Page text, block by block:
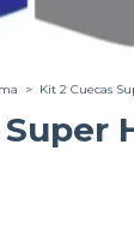
> Kit 2 Cuecas